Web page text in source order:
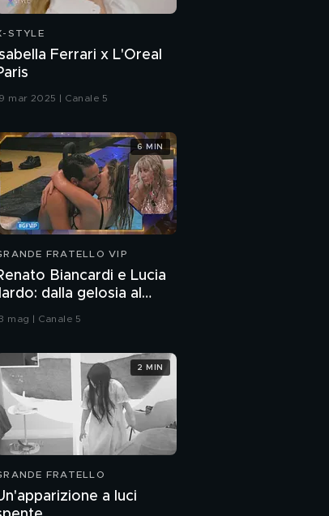
STYLE
Ferrari x L'Oreal
mar 2025 | Canale 5
FRATELLO VIP
Biancardi e Lucia
Ilardo: dalla gelosia al
mag | Canale 5
6 MIN
FRATELLO
a luci
2 MIN